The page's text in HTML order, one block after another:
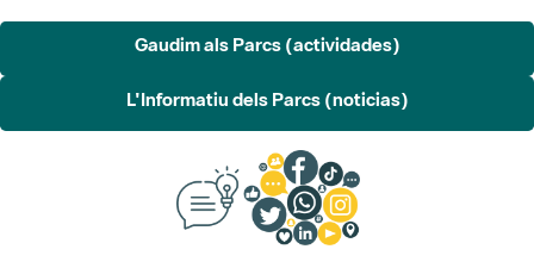
Gaudim als Parcs (actividades)
L'Informatiu dels Parcs (noticias)